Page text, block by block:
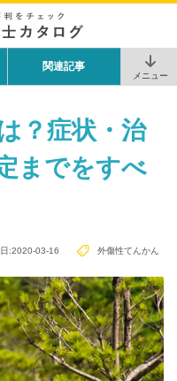
関連記事
メニュー
？症状・治
までをすべ
日:2020-03-16 外傷性てんかん